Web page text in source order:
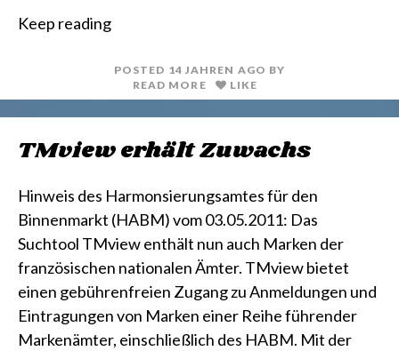
n
i
Keep reading
POSTED 14 JAHREN AGO BY
READ MORE
LIKE
TMview erhält Zuwachs
Hinweis des Harmonsierungsamtes für den
Binnenmarkt (HABM) vom 03.05.2011: Das
Suchtool TMview enthält nun auch Marken der
französischen nationalen Ämter. TMview bietet
einen gebührenfreien Zugang zu Anmeldungen und
Eintragungen von Marken einer Reihe führender
Markenämter, einschließlich des HABM. Mit der